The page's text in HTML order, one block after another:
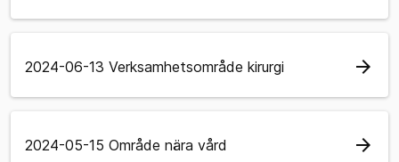
2024-06-13 Verksamhetsområde kirurgi arrow_forward
2024-05-15 Område nära vård arrow_forward